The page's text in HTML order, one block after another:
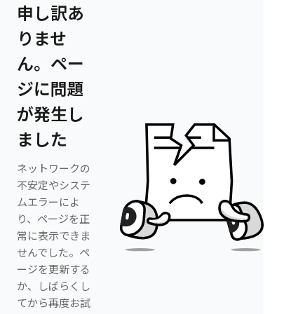
申し訳あ
りませ
ん。ペー
ジに問題
が発生し
ました
ネットワークの
不安定やシステ
ムエラーによ
り、ページを正
常に表示できま
せんでした。ペ
ージを更新する
か、しばらくし
てから再度お試